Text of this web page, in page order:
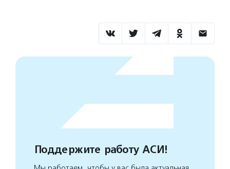
Поддержите работу АСИ!